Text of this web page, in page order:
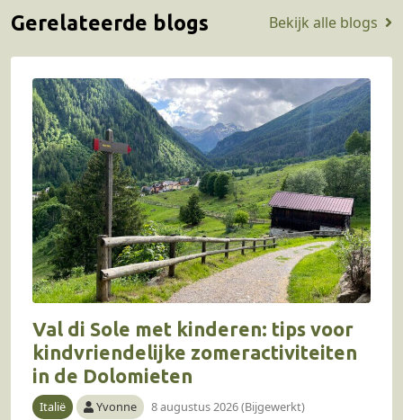
Gerelateerde blogs Bekijk alle blogs
Val di Sole met kinderen: tips voor
kindvriendelijke zomeractiviteiten
in de Dolomieten
Italië Yvonne 8 augustus 2026 (Bijgewerkt)